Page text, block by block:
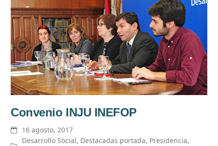
Convenio INJU INEFOP
16 agosto, 2017
Desarrollo Social, Destacadas portada, Presidencia,